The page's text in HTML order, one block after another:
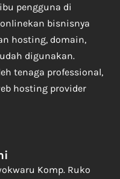
pengguna di
bisnisnya
hosting, domain,
digunakan.
tenaga professional,
hosting provider
Komp. Ruko